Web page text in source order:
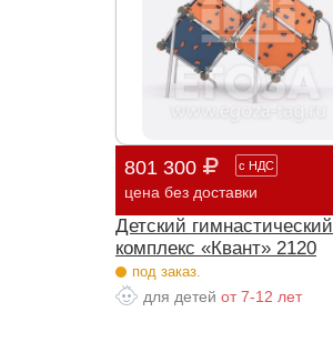
801 300 с НДС
цена без доставки
Детский гимнастический
комплекс «Квант» 2120
под заказ.
для детей от 7-12 лет